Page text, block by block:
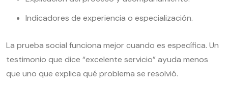
Indicadores de experiencia o especialización.
La prueba social funciona mejor cuando es específica. Un
testimonio que dice “excelente servicio” ayuda menos
que uno que explica qué problema se resolvió.